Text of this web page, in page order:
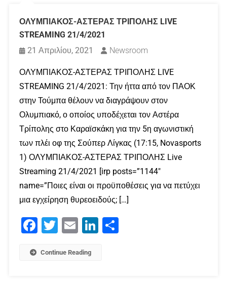
ΟΛΥΜΠΙΑΚΟΣ-ΑΣΤΕΡΑΣ ΤΡΙΠΟΛΗΣ LIVE
STREAMING 21/4/2021
21 Απριλίου, 2021
Newsroom
ΟΛΥΜΠΙΑΚΟΣ-ΑΣΤΕΡΑΣ ΤΡΙΠΟΛΗΣ LIVE
STREAMING 21/4/2021: Την ήττα από τον ΠΑΟΚ
στην Τούμπα θέλουν να διαγράψουν στον
Ολυμπιακό, ο οποίος υποδέχεται τον Αστέρα
Τρίπολης στο Καραϊσκάκη για την 5η αγωνιστική
των πλέι οφ της Σούπερ Λίγκας (17:15, Novasports
1) ΟΛΥΜΠΙΑΚΟΣ-ΑΣΤΕΡΑΣ ΤΡΙΠΟΛΗΣ Live
Streaming 21/4/2021 [irp posts=”1144″
name=”Ποιες είναι οι προϋποθέσεις για να πετύχει
μια εγχείρηση θυρεοειδούς; […]
Facebook
Twitter Email LinkedIn
Continue Reading